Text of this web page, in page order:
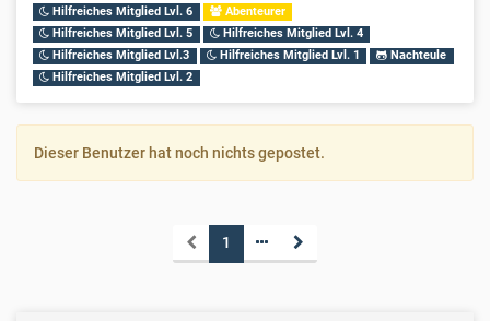
Hilfreiches Mitglied Lvl. 6
Abenteurer
Hilfreiches Mitglied Lvl. 5
Hilfreiches Mitglied Lvl. 4
Hilfreiches Mitglied Lvl.3
Hilfreiches Mitglied Lvl. 1
Nachteule
Hilfreiches Mitglied Lvl. 2
Dieser Benutzer hat noch nichts gepostet.
1